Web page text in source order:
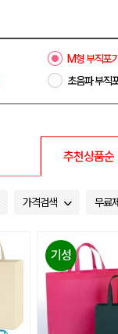
M형 부직포
초음파 부직
추천상품순
가격검색 무료
기성